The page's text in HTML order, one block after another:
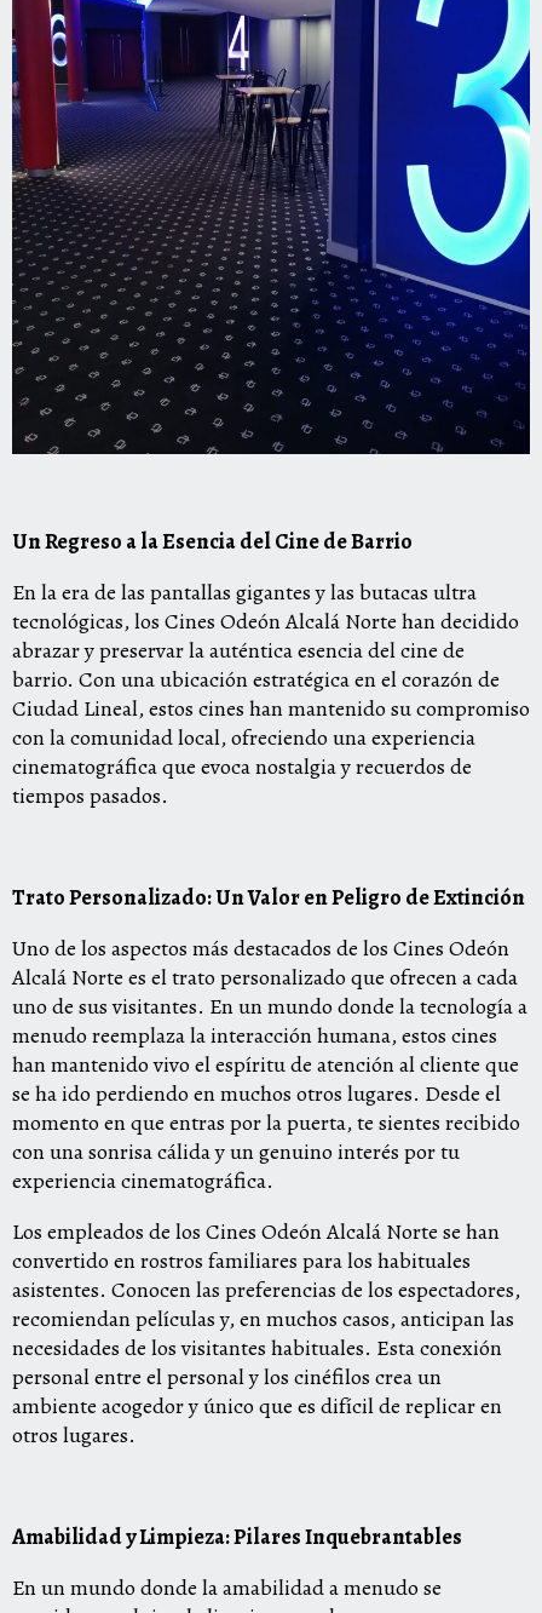
Un Regreso a la Esencia del Cine de Barrio
En la era de las pantallas gigantes y las butacas ultra
tecnológicas, los Cines Odeón Alcalá Norte han decidido
abrazar y preservar la auténtica esencia del cine de
barrio. Con una ubicación estratégica en el corazón de
Ciudad Lineal, estos cines han mantenido su compromiso
con la comunidad local, ofreciendo una experiencia
cinematográfica que evoca nostalgia y recuerdos de
tiempos pasados.
Trato Personalizado: Un Valor en Peligro de Extinción
Uno de los aspectos más destacados de los Cines Odeón
Alcalá Norte es el trato personalizado que ofrecen a cada
uno de sus visitantes. En un mundo donde la tecnología a
menudo reemplaza la interacción humana, estos cines
han mantenido vivo el espíritu de atención al cliente que
se ha ido perdiendo en muchos otros lugares. Desde el
momento en que entras por la puerta, te sientes recibido
con una sonrisa cálida y un genuino interés por tu
experiencia cinematográfica.
Los empleados de los Cines Odeón Alcalá Norte se han
convertido en rostros familiares para los habituales
asistentes. Conocen las preferencias de los espectadores,
recomiendan películas y, en muchos casos, anticipan las
necesidades de los visitantes habituales. Esta conexión
personal entre el personal y los cinéfilos crea un
ambiente acogedor y único que es difícil de replicar en
otros lugares.
Amabilidad y Limpieza: Pilares Inquebrantables
En un mundo donde la amabilidad a menudo se